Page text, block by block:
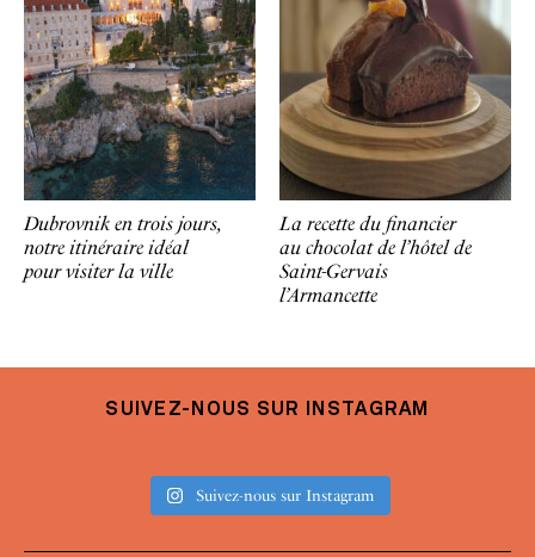
Dubrovnik en trois jours,
notre itinéraire idéal
pour visiter la ville
La recette du financier
au chocolat de l’hôtel de
Saint-Gervais
l’Armancette
SUIVEZ-NOUS SUR INSTAGRAM
Suivez-nous sur Instagram